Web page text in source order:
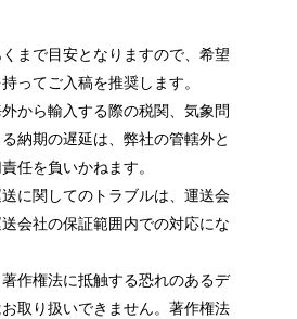
まで目安となりますので、希望
ってご入稿を推奨します。
から輸入する際の税関、気象問
納期の遅延は、弊社の管轄外と
任を負いかねます。
に関してのトラブルは、運送会
会社の保証範囲内での対応にな
作権法に抵触する恐れのあるデ
取り扱いできません。著作権法